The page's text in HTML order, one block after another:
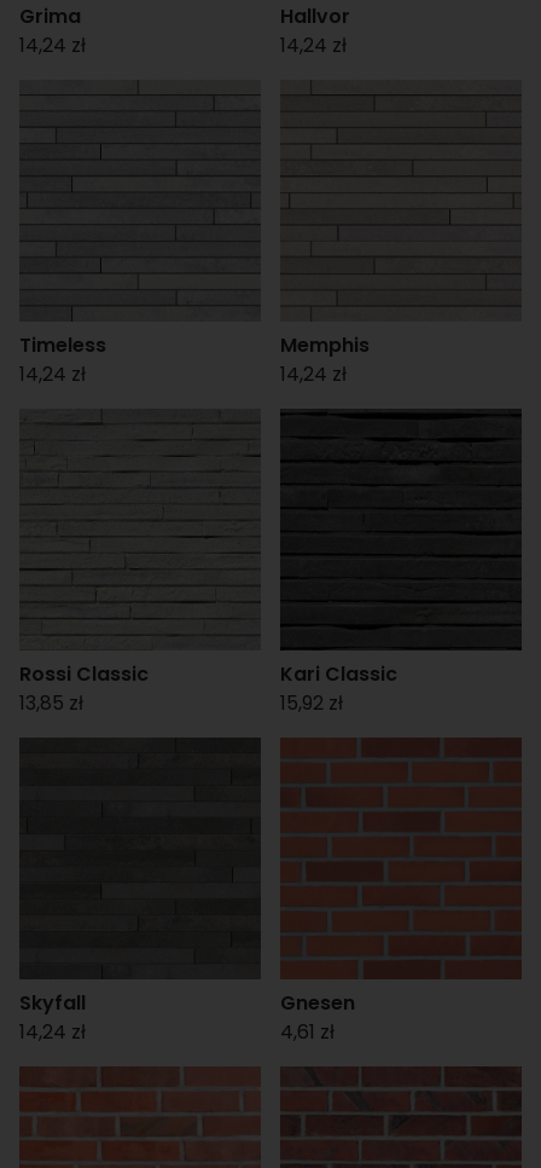
Grima
14,24 zł
Hallvor
14,24 zł
Timeless
14,24 zł
Memphis
14,24 zł
Rossi Classic
13,85 zł
Kari Classic
15,92 zł
Skyfall
14,24 zł
Gnesen
4,61 zł